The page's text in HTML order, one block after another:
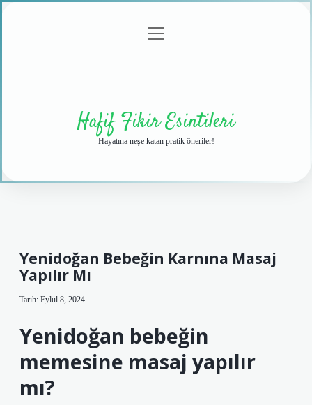
menüyü
Hafif Fikir Esintileri
Hayatına neşe katan pratik öneriler!
Yenidoğan Bebeğin Karnına Masaj
Yapılır Mı
Tarih: Eylül 8, 2024
Yenidoğan bebeğin
memesine masaj yapılır
mı?